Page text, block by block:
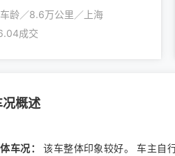
龄／8.6万公里／上海
成交
况概述
车况： 该车整体印象较好。 车主自